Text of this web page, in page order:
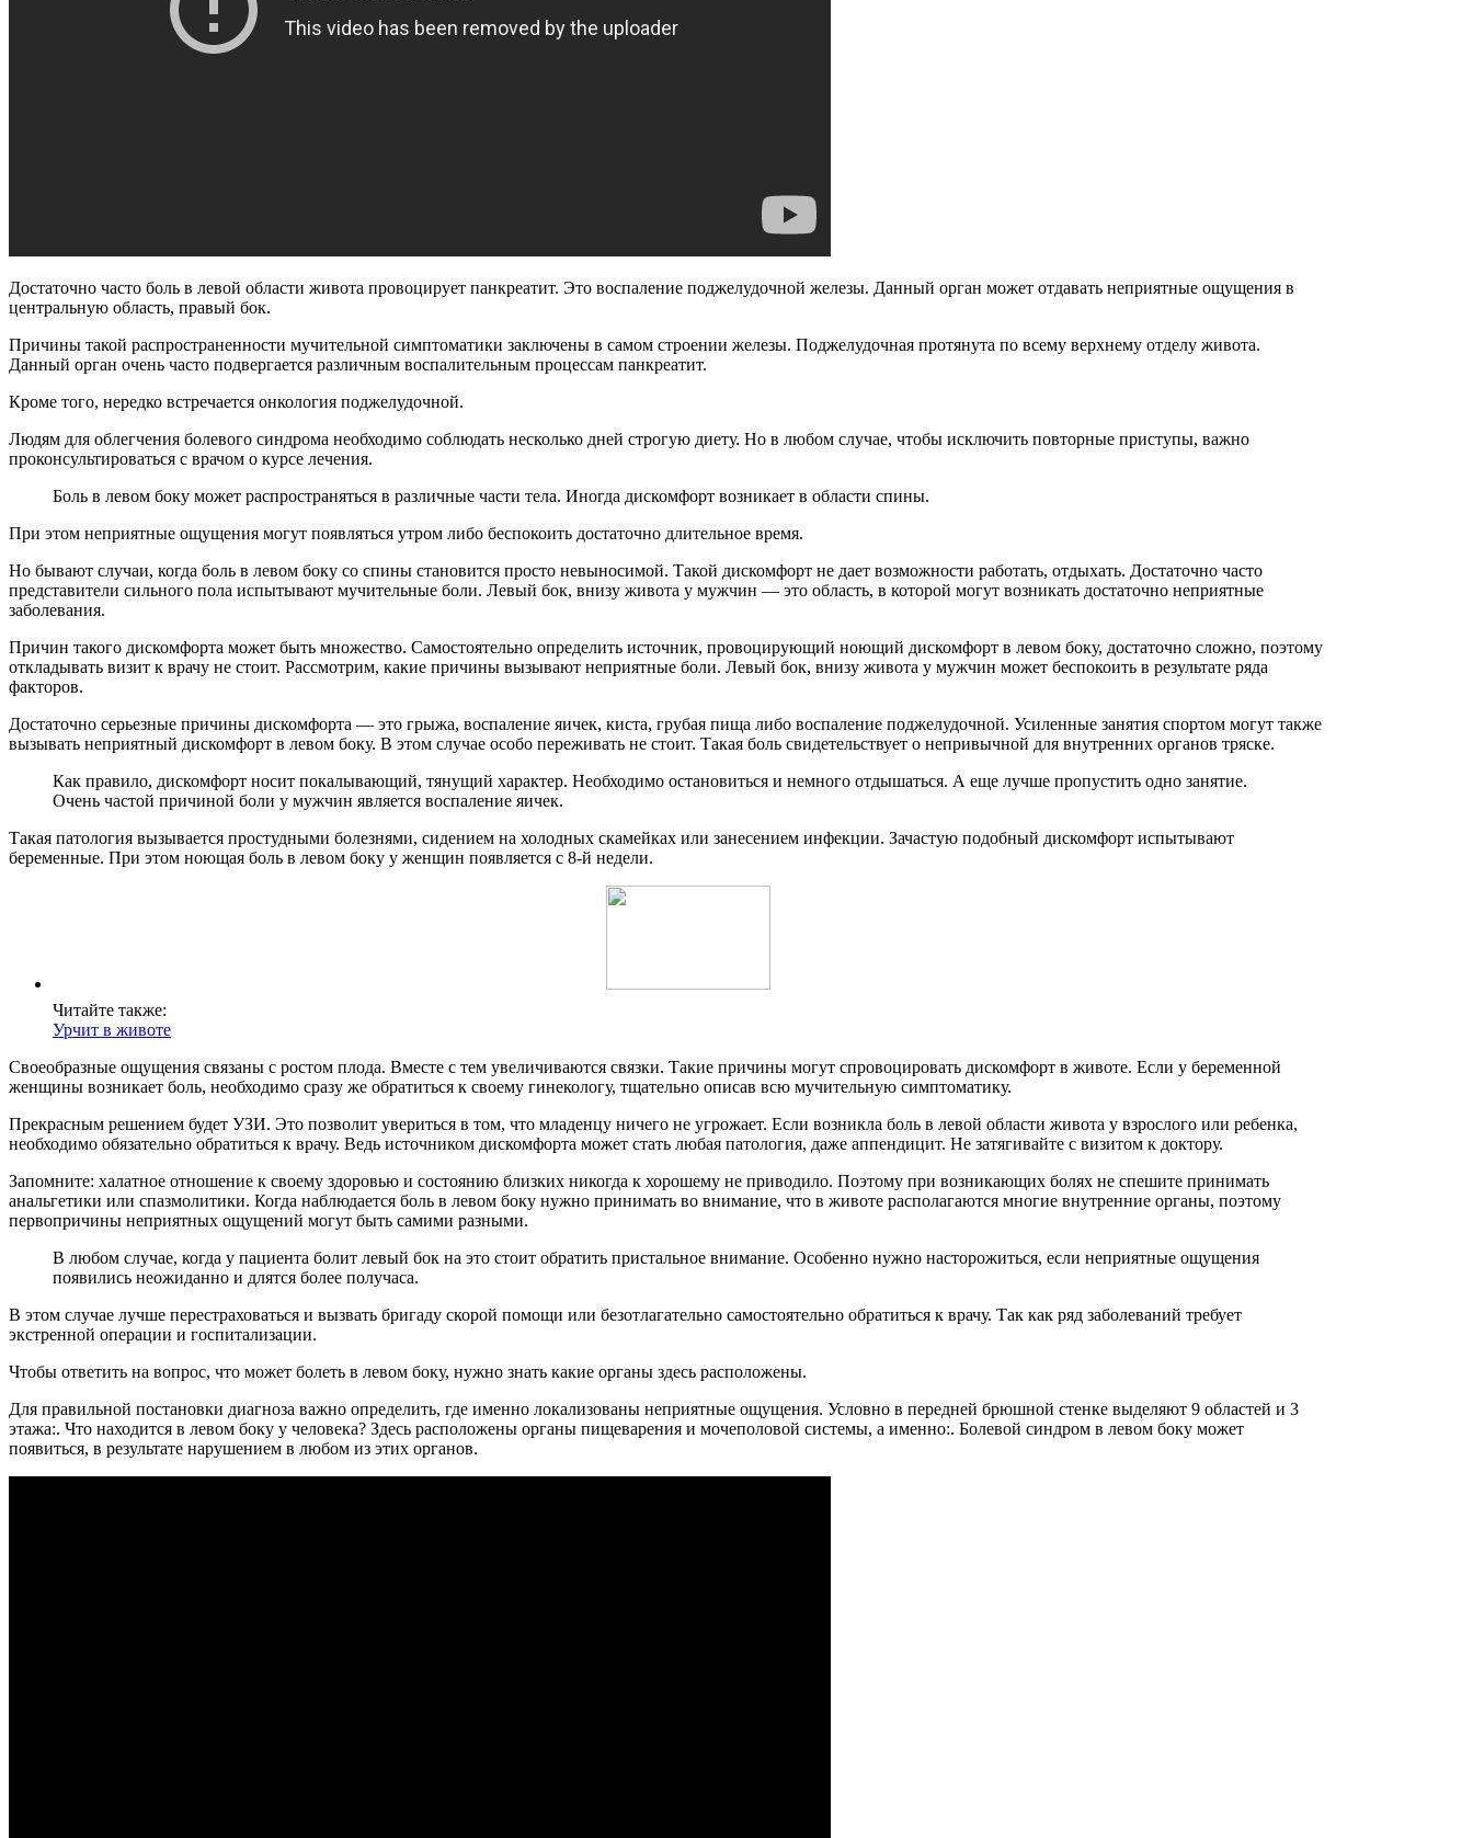
Достаточно часто боль в левой области живота провоцирует панкреатит. Это воспаление поджелудочной железы. Данный орган может отдавать неприятные ощущения в
центральную область, правый бок.
Причины такой распространенности мучительной симптоматики заключены в самом строении железы. Поджелудочная протянута по всему верхнему отделу живота.
Данный орган очень часто подвергается различным воспалительным процессам панкреатит.
Кроме того, нередко встречается онкология поджелудочной.
Людям для облегчения болевого синдрома необходимо соблюдать несколько дней строгую диету. Но в любом случае, чтобы исключить повторные приступы, важно
проконсультироваться с врачом о курсе лечения.
Боль в левом боку может распространяться в различные части тела. Иногда дискомфорт возникает в области спины.
При этом неприятные ощущения могут появляться утром либо беспокоить достаточно длительное время.
Но бывают случаи, когда боль в левом боку со спины становится просто невыносимой. Такой дискомфорт не дает возможности работать, отдыхать. Достаточно часто
представители сильного пола испытывают мучительные боли. Левый бок, внизу живота у мужчин — это область, в которой могут возникать достаточно неприятные
заболевания.
Причин такого дискомфорта может быть множество. Самостоятельно определить источник, провоцирующий ноющий дискомфорт в левом боку, достаточно сложно, поэтому
откладывать визит к врачу не стоит. Рассмотрим, какие причины вызывают неприятные боли. Левый бок, внизу живота у мужчин может беспокоить в результате ряда
факторов.
Достаточно серьезные причины дискомфорта — это грыжа, воспаление яичек, киста, грубая пища либо воспаление поджелудочной. Усиленные занятия спортом могут также
вызывать неприятный дискомфорт в левом боку. В этом случае особо переживать не стоит. Такая боль свидетельствует о непривычной для внутренних органов тряске.
Как правило, дискомфорт носит покалывающий, тянущий характер. Необходимо остановиться и немного отдышаться. А еще лучше пропустить одно занятие.
Очень частой причиной боли у мужчин является воспаление яичек.
Такая патология вызывается простудными болезнями, сидением на холодных скамейках или занесением инфекции. Зачастую подобный дискомфорт испытывают
беременные. При этом ноющая боль в левом боку у женщин появляется с 8-й недели.
Читайте также:
Урчит в животе
Своеобразные ощущения связаны с ростом плода. Вместе с тем увеличиваются связки. Такие причины могут спровоцировать дискомфорт в животе. Если у беременной
женщины возникает боль, необходимо сразу же обратиться к своему гинекологу, тщательно описав всю мучительную симптоматику.
Прекрасным решением будет УЗИ. Это позволит увериться в том, что младенцу ничего не угрожает. Если возникла боль в левой области живота у взрослого или ребенка,
необходимо обязательно обратиться к врачу. Ведь источником дискомфорта может стать любая патология, даже аппендицит. Не затягивайте с визитом к доктору.
Запомните: халатное отношение к своему здоровью и состоянию близких никогда к хорошему не приводило. Поэтому при возникающих болях не спешите принимать
анальгетики или спазмолитики. Когда наблюдается боль в левом боку нужно принимать во внимание, что в животе располагаются многие внутренние органы, поэтому
первопричины неприятных ощущений могут быть самими разными.
В любом случае, когда у пациента болит левый бок на это стоит обратить пристальное внимание. Особенно нужно насторожиться, если неприятные ощущения
появились неожиданно и длятся более получаса.
В этом случае лучше перестраховаться и вызвать бригаду скорой помощи или безотлагательно самостоятельно обратиться к врачу. Так как ряд заболеваний требует
экстренной операции и госпитализации.
Чтобы ответить на вопрос, что может болеть в левом боку, нужно знать какие органы здесь расположены.
Для правильной постановки диагноза важно определить, где именно локализованы неприятные ощущения. Условно в передней брюшной стенке выделяют 9 областей и 3
этажа:. Что находится в левом боку у человека? Здесь расположены органы пищеварения и мочеполовой системы, а именно:. Болевой синдром в левом боку может
появиться, в результате нарушением в любом из этих органов.